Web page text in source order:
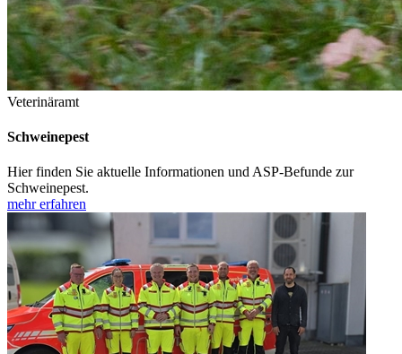
Veterinäramt
Schweinepest
Hier finden Sie aktuelle Informationen und ASP-Befunde zur
Schweinepest.
mehr erfahren